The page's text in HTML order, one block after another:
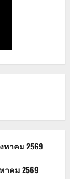
หาคม 2569
าคม 2569